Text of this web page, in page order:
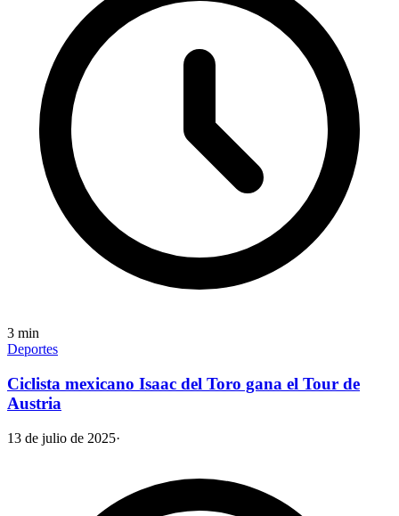
3 min
Deportes
Ciclista mexicano Isaac del Toro gana el Tour de
Austria
13 de julio de 2025·